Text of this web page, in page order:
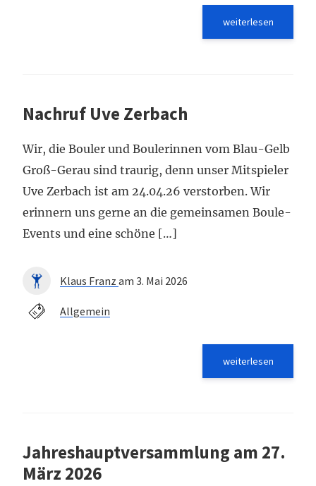
weiterlesen
Nachruf Uve Zerbach
Wir, die Bouler und Boulerinnen vom Blau-Gelb
Groß-Gerau sind traurig, denn unser Mitspieler
Uve Zerbach ist am 24.04.26 verstorben. Wir
erinnern uns gerne an die gemeinsamen Boule-
Events und eine schöne […]
Klaus Franz am 3. Mai 2026
Allgemein
weiterlesen
Jahreshauptversammlung am 27.
März 2026